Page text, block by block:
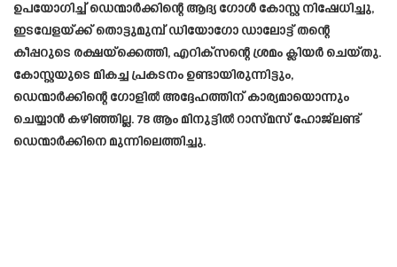
ഉപയോഗിച്ച് ഡെന്മാർക്കിന്റെ ആദ്യ ഗോൾ കോസ്റ്റ നിഷേധിച്ചു,
ഇടവേളയ്ക്ക് തൊട്ടുമുമ്പ് ഡിയോഗോ ഡാലോട്ട് തന്റെ
കീപ്പറുടെ രക്ഷയ്ക്കെത്തി, എറിക്സന്റെ ശ്രമം ക്ലിയർ ചെയ്തു.
കോസ്റ്റയുടെ മികച്ച പ്രകടനം ഉണ്ടായിരുന്നിട്ടും,
ഡെന്മാർക്കിന്റെ ഗോളിൽ അദ്ദേഹത്തിന് കാര്യമായൊന്നും
ചെയ്യാൻ കഴിഞ്ഞില്ല. 78 ആം മിനുട്ടിൽ റാസ്മസ് ഹോജ്‌ലണ്ട്
ഡെന്മാർക്കിനെ മുന്നിലെത്തിച്ചു.